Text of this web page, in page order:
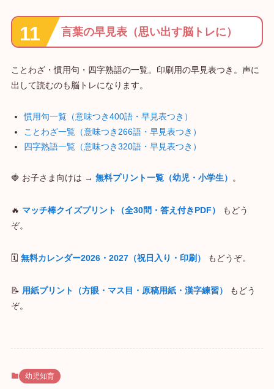
言葉の早見表（思い出す脳トレに）
ことわざ・慣用句・四字熟語の一覧。印刷用の早見表つき。声に
出して読むのも脳トレになります。
慣用句一覧（意味つき400語・早見表つき）
ことわざ一覧（意味つき266語・早見表つき）
四字熟語一覧（意味つき320語・早見表つき）
🍓 お子さま向けは → 無料プリント一覧（幼児・小学生） 。
🔥 マッチ棒クイズプリント（全30問・答え付きPDF）
もどう
ぞ。
🗓 無料カレンダー2026・2027（祝日入り・印刷） もどうぞ。
📝 用紙プリント（方眼・マス目・原稿用紙・漢字練習）
もどう
ぞ。
幼児知育